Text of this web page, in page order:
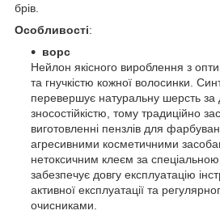
брів.
Особливості:
ворс
Нейлон якісного вироблення з
та гнучкістю кожної волосинки.
перевершує натуральну шерсть за
зносостійкістю, тому традиційно
виготовленні пензлів для
агресивними косметичними
нетоксичним клеєм за
забезпечує довгу експлуатацію
активної експлуатації та
очисниками.